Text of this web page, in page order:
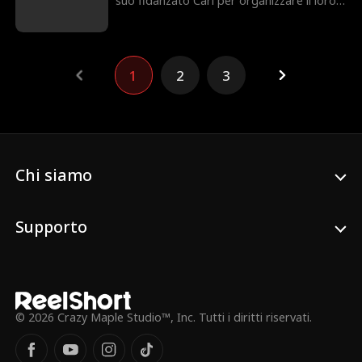
accetta con riluttanza di sposare Simon,
un senzatetto che aveva aiutato. Ma
quello che non sa è che Simon non è un
l’amministratore delegato del prestigioso
determinata a riprendersi tutta la dignità
1 2 3
Chi siamo
Supporto
© 2026 Crazy Maple Studio™, Inc. Tutti i diritti riservati.